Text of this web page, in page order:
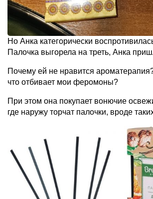
Но Анка категорически
Палочка выгорела на треть, Анка
Почему ей не нравится
что отбивает мои феромоны?
При этом она покупает вонючие
где наружу торчат палочки, вроде